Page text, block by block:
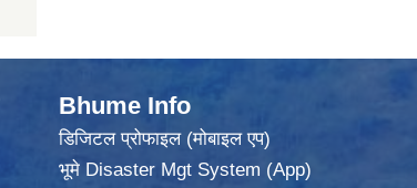
Bhume Info
डिजिटल प्रोफाइल (मोबाइल एप)
भूमे Disaster Mgt System (App)